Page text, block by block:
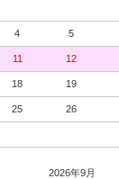
4 5
11 12
18 19
25 26
2026年9月